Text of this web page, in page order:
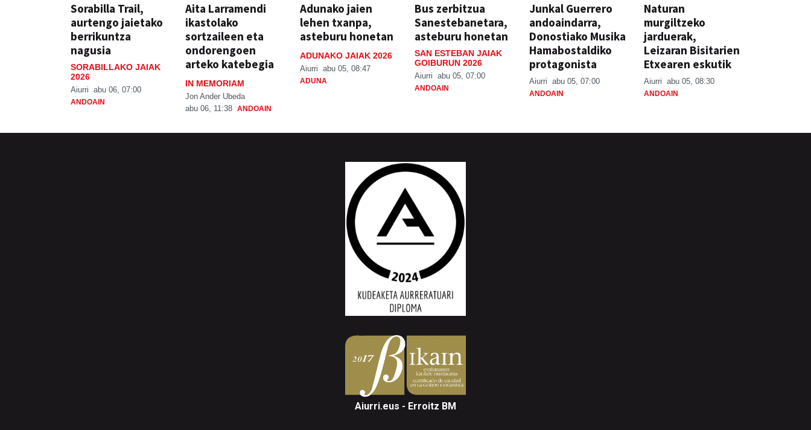
Sorabilla Trail,
aurtengo jaietako
berrikuntza
nagusia
SORABILLAKO JAIAK
2026
Aiurri abu 06, 07:00
ANDOAIN
Aita Larramendi
ikastolako
sortzaileen eta
ondorengoen
arteko katebegia
IN MEMORIAM
Jon Ander Ubeda
abu 06, 11:38 ANDOAIN
Adunako jaien
lehen txanpa,
asteburu honetan
ADUNAKO JAIAK 2026
Aiurri abu 05, 08:47
ADUNA
Bus zerbitzua
Sanestebanetara,
asteburu honetan
SAN ESTEBAN JAIAK
GOIBURUN 2026
Aiurri abu 05, 07:00
ANDOAIN
Junkal Guerrero
andoaindarra,
Donostiako Musika
Hamabostaldiko
protagonista
Aiurri abu 05, 07:00
ANDOAIN
Naturan
murgiltzeko
jarduerak,
Leizaran Bisitarien
Etxearen eskutik
Aiurri abu 05, 08:30
ANDOAIN
Aiurri.eus - Erroitz BM